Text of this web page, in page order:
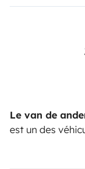
Le van de
est un des